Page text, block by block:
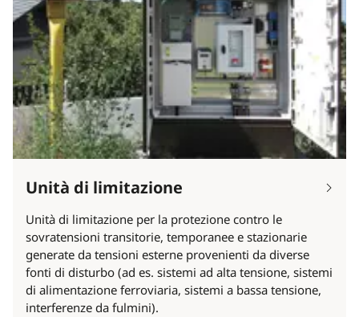
Unità di limitazione
Unità di limitazione per la protezione contro le
sovratensioni transitorie, temporanee e stazionarie
generate da tensioni esterne provenienti da diverse
fonti di disturbo (ad es. sistemi ad alta tensione, sistemi
di alimentazione ferroviaria, sistemi a bassa tensione,
interferenze da fulmini).